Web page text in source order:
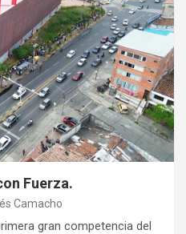
Fuerza.
Camacho
gran competencia del